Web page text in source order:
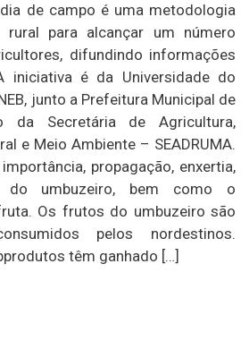
de campo é uma metodologia
rural para alcançar um número
difundindo informações
iniciativa é da Universidade do
junto a Prefeitura Municipal de
da Secretária de Agricultura,
e Meio Ambiente – SEADRUMA.
propagação, enxertia,
do umbuzeiro, bem como o
Os frutos do umbuzeiro são
pelos nordestinos.
têm ganhado […]